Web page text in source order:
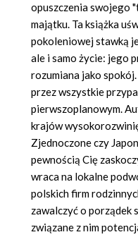
opuszczenia swojego
majątku. Ta książka
pokoleniowej stawką
ale i samo życie: jego
rozumiana jako
przez wszystkie
pierwszoplanowym.
krajów
Zjednoczone czy
pewnością Cię
wraca na lokalne
polskich firm
zawalczyć o porządek
związane z nim